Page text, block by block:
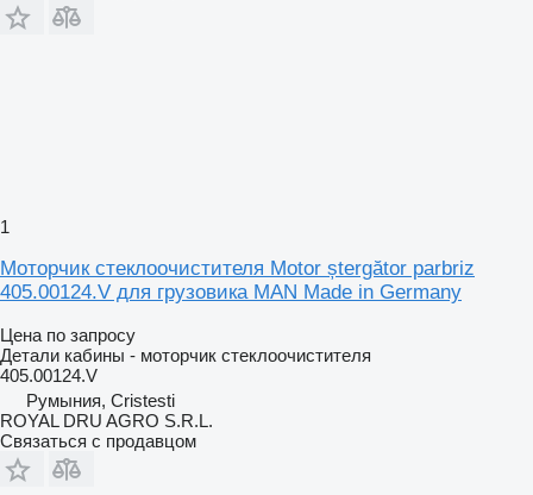
1
Моторчик стеклоочистителя Motor ștergător parbriz
405.00124.V для грузовика MAN Made in Germany
Цена по запросу
Детали кабины - моторчик стеклоочистителя
405.00124.V
Румыния, Cristesti
ROYAL DRU AGRO S.R.L.
Связаться с продавцом